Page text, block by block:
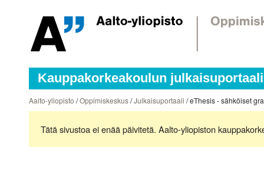
Kauppakorkeakoulun julkaisuportaali
Aalto-yliopisto /Oppimiskeskus/Julkaisuportaali / eThesis - sähköiset
Tätä sivustoa ei enää päivitetä. Aalto-yliopiston